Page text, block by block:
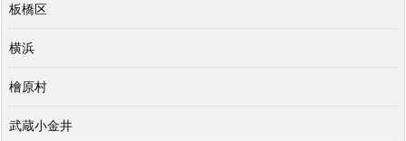
板橋区
横浜
檜原村
武蔵小金井